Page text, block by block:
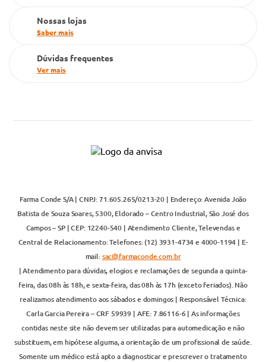
Nossas lojas
Saber mais
Dúvidas frequentes
Ver mais
Farma Conde S/A | CNPJ: 71.605.265/0213-20 | Endereço: Avenida João
Batista de Souza Soares, 5300, Eldorado – Centro Industrial, São José dos
Campos – SP | CEP: 12240-540 | Atendimento Cliente, Televendas e
Central de Relacionamento: Telefones: (12) 3931-4734 e 4000-1194 | E-
mail:sac@farmaconde.com.br
| Atendimento para dúvidas, elogios e reclamações de segunda a quinta-
feira, das 08h às 18h, e sexta-feira, das 08h às 17h (exceto feriados). Não
realizamos atendimento aos sábados e domingos | Responsável Técnica:
Carla Garcia Pereira – CRF 59939 | AFE: 7.86116-6 | As informações
contidas neste site não devem ser utilizadas para automedicação e não
substituem, em hipótese alguma, a orientação de um profissional de saúde.
Somente um médico está apto a diagnosticar e prescrever o tratamento